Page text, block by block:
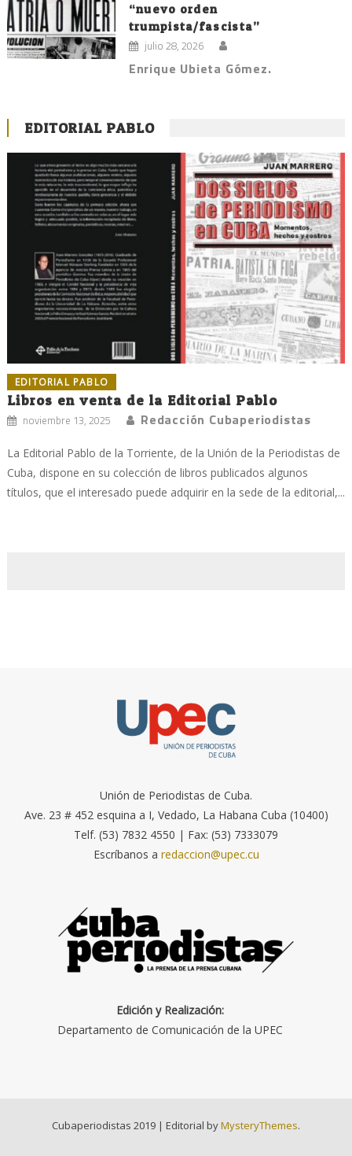
“nuevo orden
trumpista/fascista”
julio 28, 2026
Enrique Ubieta Gómez.
EDITORIAL PABLO
EDITORIAL PABLO
Libros en venta de la Editorial Pablo
noviembre 13, 2025 Redacción Cubaperiodistas
La Editorial Pablo de la Torriente, de la Unión de la Periodistas de
Cuba, dispone en su colección de libros publicados algunos
títulos, que el interesado puede adquirir en la sede de la editorial,...
Unión de Periodistas de Cuba.
Ave. 23 # 452 esquina a I, Vedado, La Habana Cuba (10400)
Telf. (53) 7832 4550 | Fax: (53) 7333079
Escríbanos a redaccion@upec.cu
Edición y Realización:
Departamento de Comunicación de la UPEC
Cubaperiodistas 2019 | Editorial byMysteryThemes.